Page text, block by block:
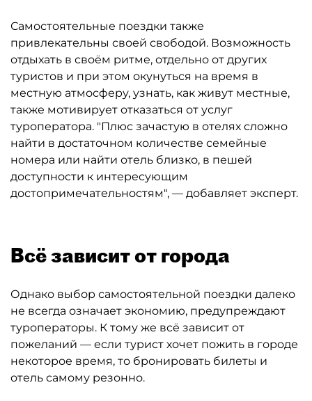
Самостоятельные поездки также
привлекательны своей свободой. Возможность
отдыхать в своём ритме, отдельно от других
туристов и при этом окунуться на время в
местную атмосферу, узнать, как живут местные,
также мотивирует отказаться от услуг
туроператора. "Плюс зачастую в отелях сложно
найти в достаточном количестве семейные
номера или найти отель близко, в пешей
доступности к интересующим
достопримечательностям", — добавляет эксперт.
Всё зависит от города
Однако выбор самостоятельной поездки далеко
не всегда означает экономию, предупреждают
туроператоры. К тому же всё зависит от
пожеланий — если турист хочет пожить в городе
некоторое время, то бронировать билеты и
отель самому резонно.